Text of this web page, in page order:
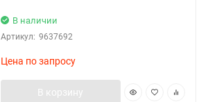
В наличии
Артикул: 9637692
Цена по запросу
В корзину